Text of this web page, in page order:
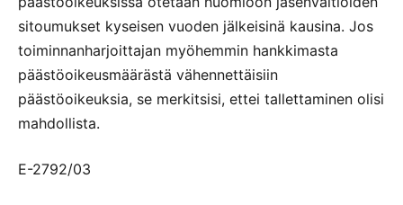
sitoumukset kyseisen vuoden jälkeisinä kausina. Jos
toiminnanharjoittajan myöhemmin hankkimasta
päästöoikeusmäärästä vähennettäisiin
päästöoikeuksia, se merkitsisi, ettei tallettaminen olisi
mahdollista.
E-2792/03